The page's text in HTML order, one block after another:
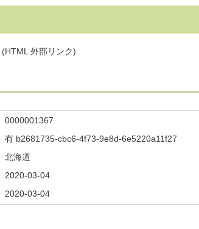
外部リンク)
0000001367
有 b2681735-cbc6-4f73-9e8d-6e5220a11f27
北海道
2020-03-04
2020-03-04